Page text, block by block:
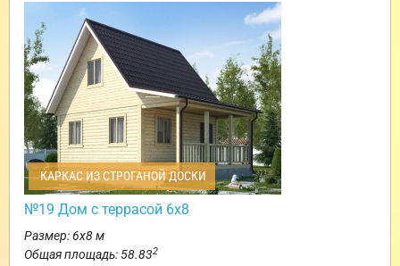
КАРКАС ИЗ СТРОГАНОЙ ДОСКИ
№19 Дом с террасой 6х8
Размер: 6х8 м
Общая площадь: 58.832